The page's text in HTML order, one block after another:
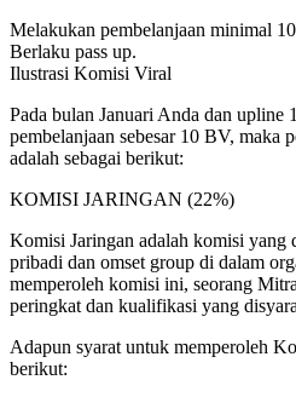
Melakukan pembelanjaan minimal
Berlaku pass up.
Ilustrasi Komisi Viral
Pada bulan Januari Anda dan upline
pembelanjaan sebesar 10 BV, maka
adalah sebagai berikut:
KOMISI JARINGAN (22%)
Komisi Jaringan adalah komisi yang
pribadi dan omset group di dalam
memperoleh komisi ini, seorang
peringkat dan kualifikasi yang
Adapun syarat untuk memperoleh
berikut: